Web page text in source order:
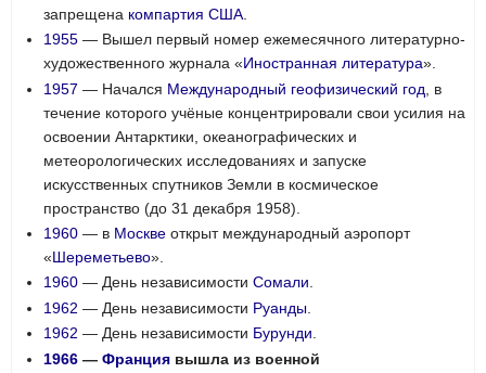
запрещена компартия США
1955 — Вышел первый номер ежемесячного литературно-
художественного журнала «Иностранная литература».
1957 — Начался Международный геофизический год , в
течение которого учёные концентрировали свои усилия на
освоении Антарктики, океанографических и
метеорологических исследованиях и запуске
искусственных спутников Земли в космическое
пространство (до 31 декабря 1958).
1960 — в Москве открыт международный аэропорт
«Шереметьево».
1960 — День независимостиСомали.
1962 — День независимости Руанды
1962 — День независимости Бурунди
1966 —Франция вышла из военной